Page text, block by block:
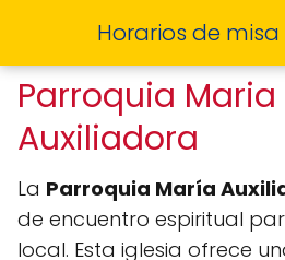
Horarios de
Parroquia Maria
Auxiliadora
La Parroquia María
de encuentro espiritual
local. Esta iglesia ofrece